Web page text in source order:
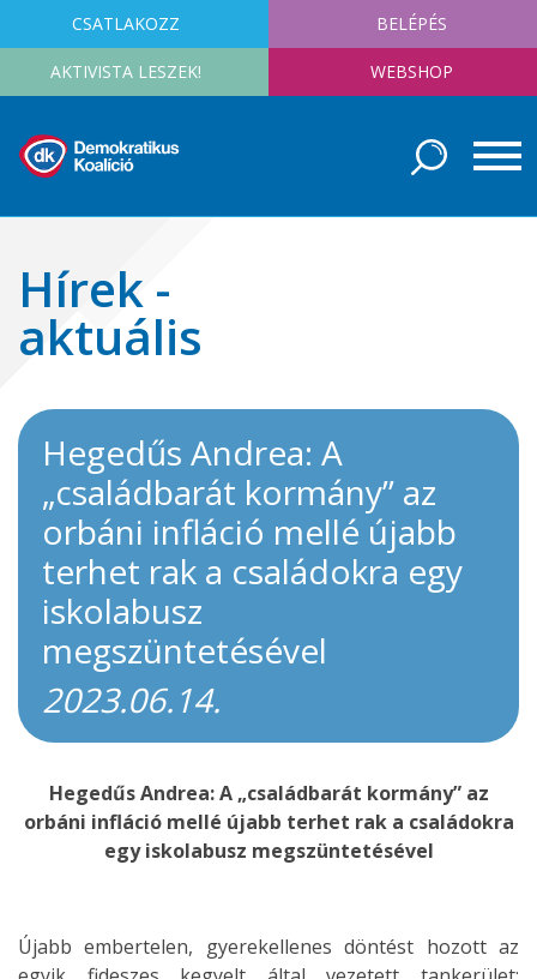
CSATLAKOZZ BELÉPÉS
AKTIVISTA LESZEK! WEBSHOP
Hírek -
aktuális
Hegedűs Andrea: A
„családbarát kormány” az
orbáni infláció mellé újabb
terhet rak a családokra egy
iskolabusz
megszüntetésével
2023.06.14.
Hegedűs Andrea: A „családbarát kormány” az
orbáni infláció mellé újabb terhet rak a családokra
egy iskolabusz megszüntetésével
Újabb embertelen, gyerekellenes döntést hozott az